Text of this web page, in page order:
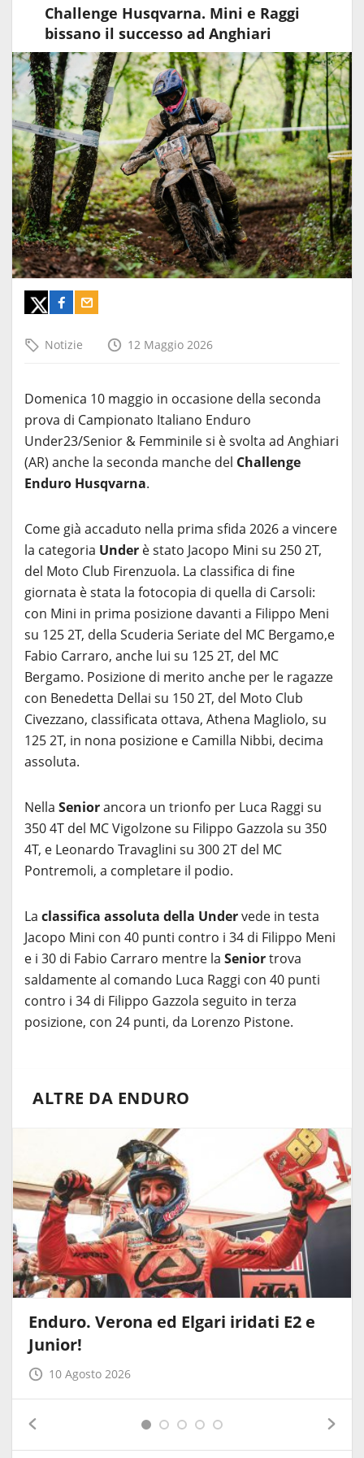
Challenge Husqvarna. Mini e Raggi
bissano il successo ad Anghiari
Notizie 12 Maggio 2026
Domenica 10 maggio in occasione della seconda
prova di Campionato Italiano Enduro
Under23/Senior & Femminile si è svolta ad Anghiari
(AR) anche la seconda manche del Challenge
Enduro Husqvarna.
Come già accaduto nella prima sfida 2026 a vincere
la categoria Under è stato Jacopo Mini su 250 2T,
del Moto Club Firenzuola. La classifica di fine
giornata è stata la fotocopia di quella di Carsoli:
con Mini in prima posizione davanti a Filippo Meni
su 125 2T, della Scuderia Seriate del MC Bergamo,e
Fabio Carraro, anche lui su 125 2T, del MC
Bergamo. Posizione di merito anche per le ragazze
con Benedetta Dellai su 150 2T, del Moto Club
Civezzano, classificata ottava, Athena Magliolo, su
125 2T, in nona posizione e Camilla Nibbi, decima
assoluta.
Nella Seniorancora un trionfo per Luca Raggi su
350 4T del MC Vigolzone su Filippo Gazzola su 350
4T, e Leonardo Travaglini su 300 2T del MC
Pontremoli, a completare il podio.
La classifica assoluta della Undervede in testa
Jacopo Mini con 40 punti contro i 34 di Filippo Meni
e i 30 di Fabio Carraro mentre la Seniortrova
saldamente al comando Luca Raggi con 40 punti
contro i 34 di Filippo Gazzola seguito in terza
posizione, con 24 punti, da Lorenzo Pistone.
ALTRE DA ENDURO
Enduro. Verona ed Elgari iridati E2 e
Junior!
10 Agosto 2026